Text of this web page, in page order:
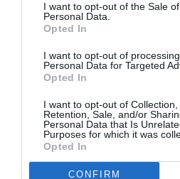
I want to opt-out of the Sale
Personal Data.
Opted In
I want to opt-out of
Personal Data for Targeted
Opted In
I want to opt-out of Collection,
Retention, Sale, and/or
Personal Data that Is
Purposes for which it was
Opted In
CONFIRM